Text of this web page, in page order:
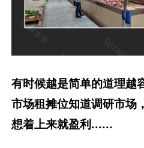
有时候越是简单的道理越
市场租摊位知道调研市场
想着上来就盈利......